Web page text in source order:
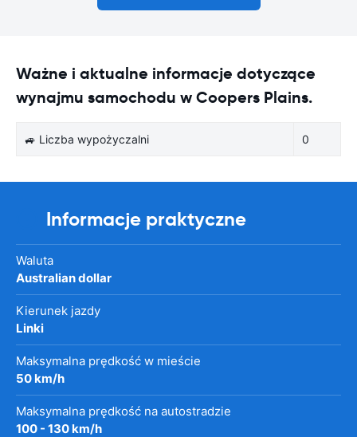
Ważne i aktualne informacje dotyczące
wynajmu samochodu w Coopers Plains.
🚙 Liczba wypożyczalni 0
Informacje praktyczne
Waluta
Australian dollar
Kierunek jazdy
Linki
Maksymalna prędkość w mieście
50 km/h
Maksymalna prędkość na autostradzie
100 - 130 km/h